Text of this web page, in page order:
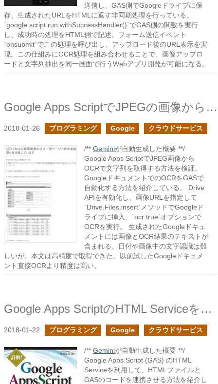
送信し、GAS側でGoogleドライブに保
存、生成されたURLをHTMLに返す非同期処理を行っている。
`google.script.run.withSuccessHandler()`でGAS側の関数を実行
し、成功時の処理をHTML側で記述。フォーム送信イベント
`onsubmit`でこの処理を呼び出し、アップロード後のURL表示を実
現。この仕組みにOCR処理を組み合わせることで、画像アップロ
ードと文字列抽出を同一画面で行うWebアプリ開発が可能になる。
Google Apps ScriptでJPEGの画像からOCRで画像内の文字列を取得してみた
2018-01-26 プログラミング Google クラウドサービス
/** Geminiが自動生成した概要 **/
Google Apps ScriptでJPEG画像から
OCRで文字列を取得する方法を検証。
GoogleドキュメントでのOCRをGASで
自動化する方法を紹介している。 Drive
APIを有効化し、画像URLを指定して
`Drive.Files.insert`メソッドでGoogleド
ライブに挿入、`ocr:true`オプションで
OCRを実行。 生成されたGoogleドキュ
メントには画像とOCR結果のテキストが
含まれる。日付や画像中の文字認識は難
しいが、本文は高精度で取得できた。以前試したGoogleドキュメ
ント直接OCRより精度は高い。
Google Apps ScriptのHTML Serviceを試してみた
2018-01-22 プログラミング Google クラウドサービス
/** Geminiが自動生成した概要 **/
Google Apps Script (GAS) のHTML
Serviceを利用して、HTMLファイルと
GASのコードを連携させる方法を紹介し